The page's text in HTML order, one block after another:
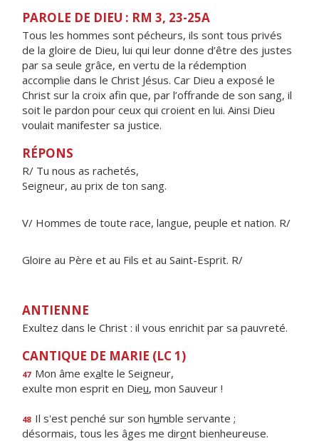
PAROLE DE DIEU : RM 3, 23-25A
Tous les hommes sont pécheurs, ils sont tous privés
de la gloire de Dieu, lui qui leur donne d’être des justes
par sa seule grâce, en vertu de la rédemption
accomplie dans le Christ Jésus. Car Dieu a exposé le
Christ sur la croix afin que, par l’offrande de son sang, il
soit le pardon pour ceux qui croient en lui. Ainsi Dieu
voulait manifester sa justice.
RÉPONS
R/ Tu nous as rachetés,
Seigneur, au prix de ton sang.
V/ Hommes de toute race, langue, peuple et nation. R/
Gloire au Père et au Fils et au Saint-Esprit. R/
ANTIENNE
Exultez dans le Christ : il vous enrichit par sa pauvreté.
CANTIQUE DE MARIE (LC 1)
47 Mon âme exalte le Seigneur,
exulte mon esprit en Dieu, mon Sauveur !
48 Il s'est penché sur son humble servante ;
désormais, tous les âges me diront bienheureuse.